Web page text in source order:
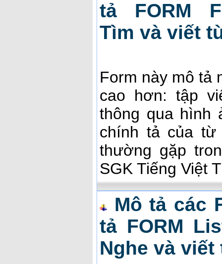
tả FORM
Tìm và viết
Form này mô tả
cao hơn: tập
thông qua hình
chính tả của
thường gặp
SGK Tiếng Việt
Mô tả các
tả FORM
Nghe và